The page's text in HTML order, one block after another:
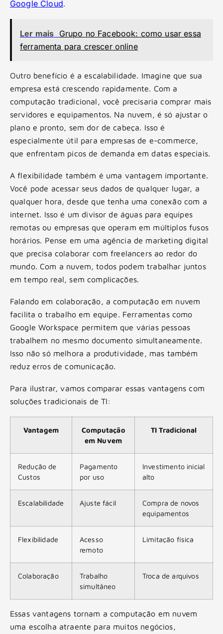
Google Cloud.
Ler mais Grupo no Facebook: como usar essa
ferramenta para crescer online
Outro benefício é a escalabilidade. Imagine que sua
empresa está crescendo rapidamente. Com a
computação tradicional, você precisaria comprar mais
servidores e equipamentos. Na nuvem, é só ajustar o
plano e pronto, sem dor de cabeça. Isso é
especialmente útil para empresas de e-commerce,
que enfrentam picos de demanda em datas especiais.
A flexibilidade também é uma vantagem importante.
Você pode acessar seus dados de qualquer lugar, a
qualquer hora, desde que tenha uma conexão com a
internet. Isso é um divisor de águas para equipes
remotas ou empresas que operam em múltiplos fusos
horários. Pense em uma agência de marketing digital
que precisa colaborar com freelancers ao redor do
mundo. Com a nuvem, todos podem trabalhar juntos
em tempo real, sem complicações.
Falando em colaboração, a computação em nuvem
facilita o trabalho em equipe. Ferramentas como
Google Workspace permitem que várias pessoas
trabalhem no mesmo documento simultaneamente.
Isso não só melhora a produtividade, mas também
reduz erros de comunicação.
Para ilustrar, vamos comparar essas vantagens com
soluções tradicionais de TI:
Vantagem
Computação
em Nuvem
TI Tradicional
Redução de
Custos
Pagamento
por uso
Investimento inicial
alto
Escalabilidade Ajuste fácil
Compra de novos
equipamentos
Flexibilidade
Acesso
remoto
Limitação física
Colaboração
Trabalho
simultâneo
Troca de arquivos
Essas vantagens tornam a computação em nuvem
uma escolha atraente para muitos negócios,